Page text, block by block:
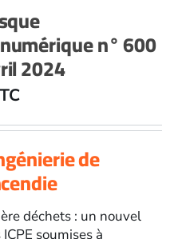
n° 600
2024
de
déchets : un nouvel
soumises à